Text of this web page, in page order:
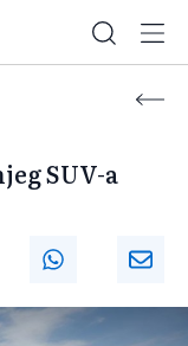
SUV-a